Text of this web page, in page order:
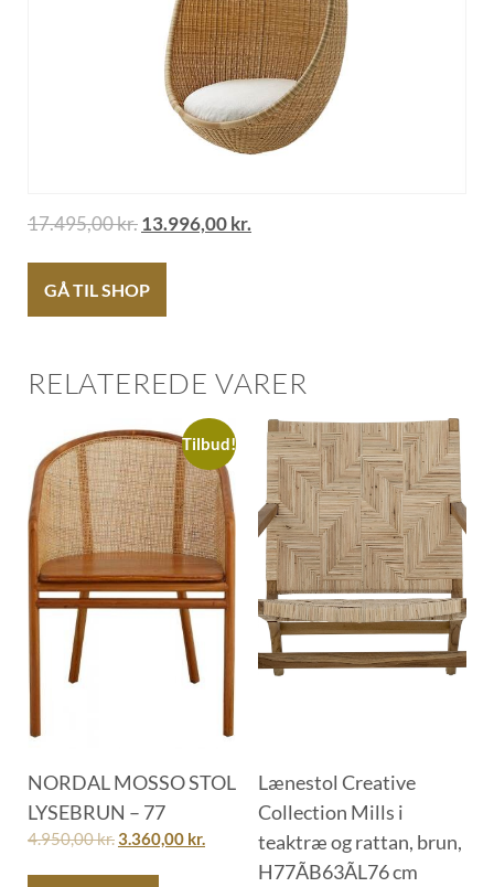
17.495,00kr.13.996,00kr.
GÅ TIL SHOP
RELATEREDE VARER
Tilbud!
NORDAL MOSSO STOL
LYSEBRUN – 77
4.950,00kr.3.360,00 kr.
Lænestol Creative
Collection Mills i
teaktræ og rattan, brun,
H77ÃB63ÃL76 cm